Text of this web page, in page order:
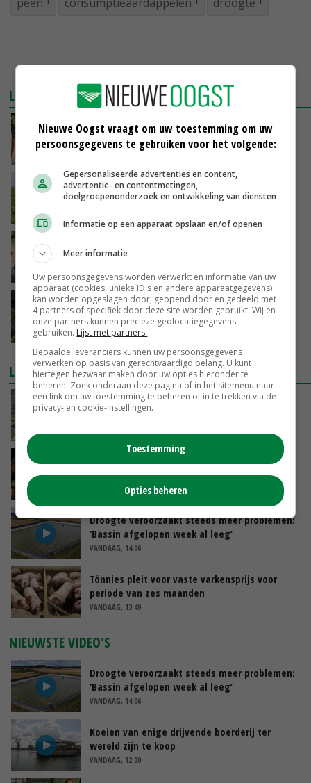
peen consumptieaardappelen droogte
LEES OOK
Knoflookgeur verjaagt vrijlevende aaltjes in
peen
17-10-2018
Betere kwaliteit is constant veredelingsdoel
zomer
Uienolie mag wortelvlieg verjagen
17-08-2018
LAATSTE NIEUWS
Emmeloord noteert eerste zaaiuien op
maximaal 20 euro
Spontane boerenacties in Twente en
Apeldoorn zetten de trend
VANDAAG, 14:48
Droogte veroorzaakt steeds meer problemen:
‘Bassin afgelopen week al leeg’
VANDAAG, 14:06
Tönnies pleit voor vaste varkensprijs voor
periode van zes maanden
VANDAAG, 13:49
NIEUWSTE VIDEO'S
Droogte veroorzaakt steeds meer problemen:
‘Bassin afgelopen week al leeg’
VANDAAG, 14:06
Koeien van enige drijvende boerderij ter
wereld zijn te koop
VANDAAG, 12:00
Nieuwe Oogst vraagt om uw toestemming om uw
persoonsgegevens te gebruiken voor het volgende:
Gepersonaliseerde advertenties en content,
advertentie- en contentmetingen,
doelgroepenonderzoek en ontwikkeling van diensten
Informatie op een apparaat opslaan en/of openen
Meer informatie
Uw persoonsgegevens worden verwerkt en informatie van uw
apparaat (cookies, unieke ID's en andere apparaatgegevens)
kan worden opgeslagen door, geopend door en gedeeld met
4 partners of specifiek door deze site worden gebruikt. Wij en
onze partners kunnen precieze geolocatiegegevens
gebruiken. Lijst met partners.
Bepaalde leveranciers kunnen uw persoonsgegevens
verwerken op basis van gerechtvaardigd belang. U kunt
hiertegen bezwaar maken door uw opties hieronder te
beheren. Zoek onderaan deze pagina of in het sitemenu naar
een link om uw toestemming te beheren of in te trekken via de
privacy- en cookie-instellingen.
Toestemming
Opties beheren